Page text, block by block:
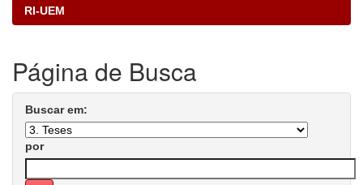
RI-UEM
Página de Busca
Buscar em:
por